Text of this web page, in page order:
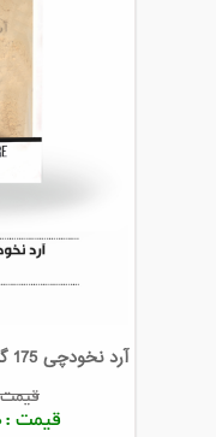
آرد نخودچی 175 گرمی
قیمت
قیمت :160,000تومان